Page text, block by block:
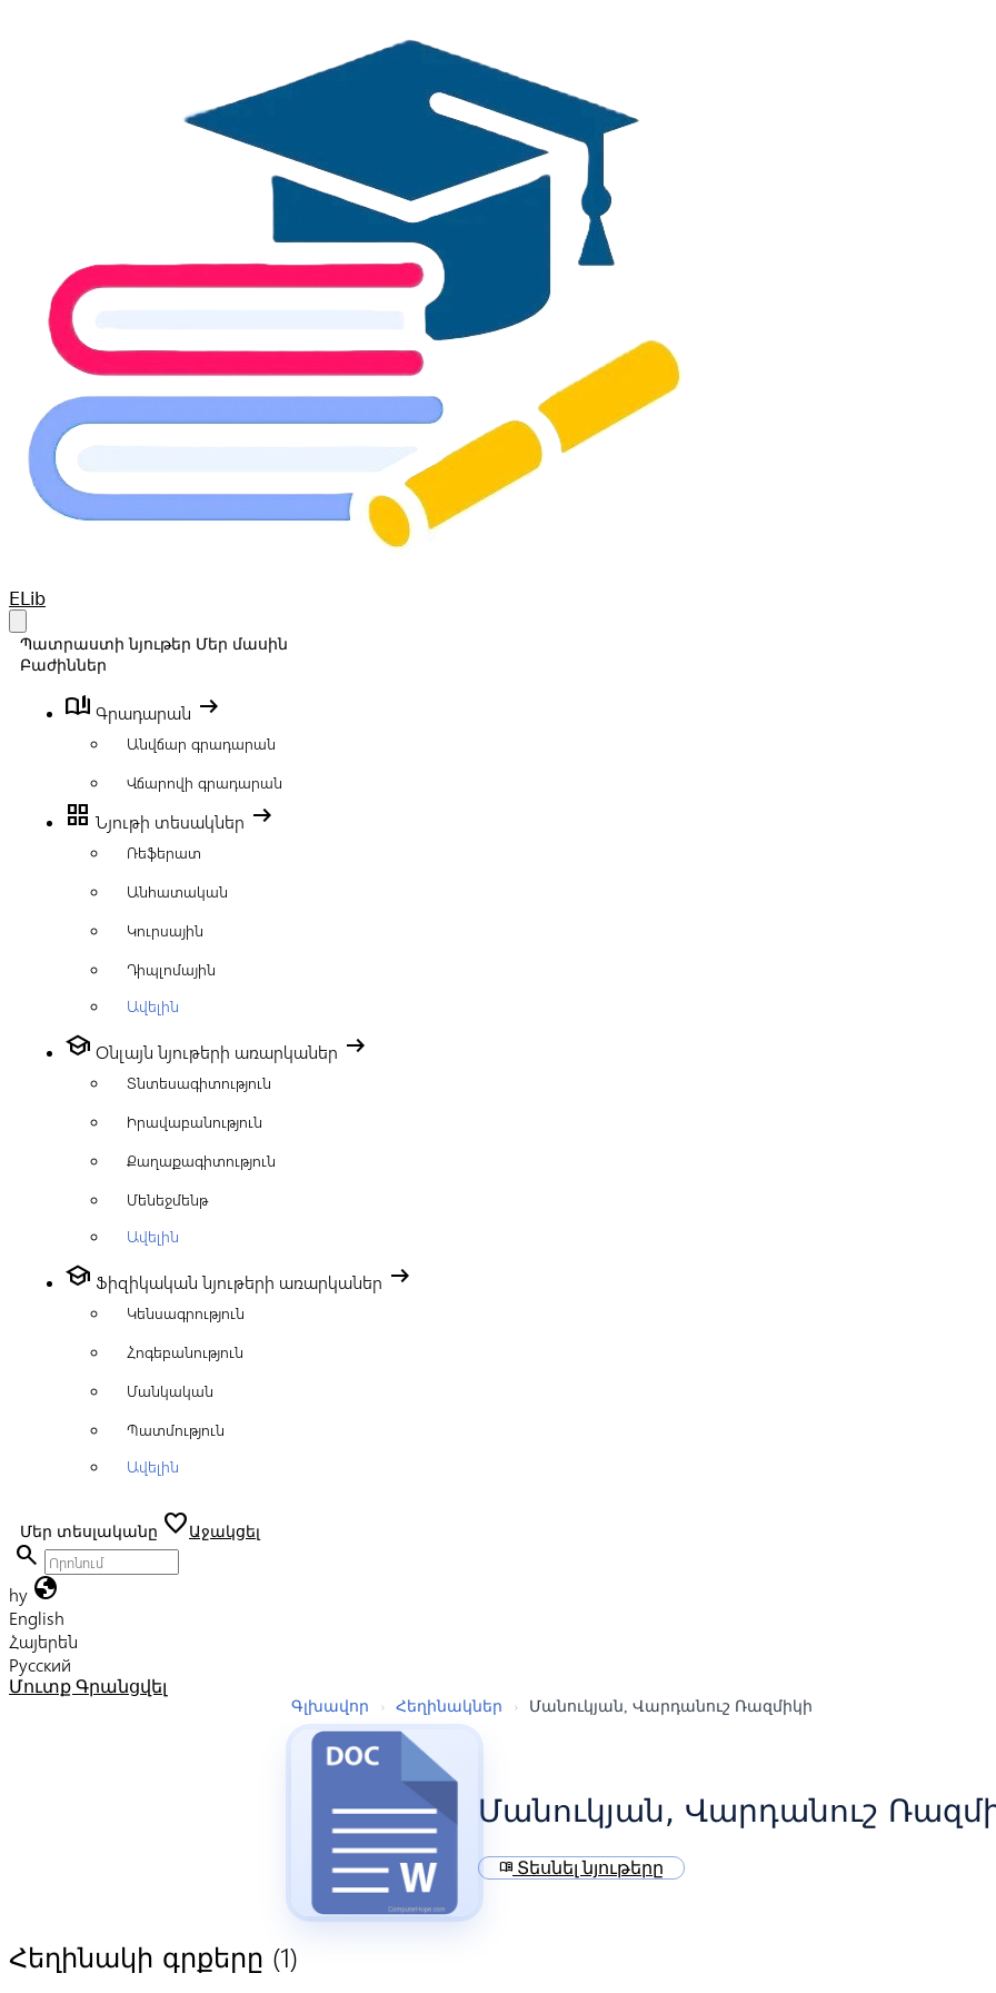
Your Company
ELib
Պատրաստի նյութեր Մեր մասին
Բաժիններ
book_ribbon Գրադարան arrow_right_alt
Անվճար գրադարան
Վճարովի գրադարան
grid_view Նյութի տեսակներ arrow_right_alt
Ռեֆերատ
Անհատական
Կուրսային
Դիպլոմային
Ավելին
school Օնլայն նյութերի առարկաներ arrow_right_alt
Տնտեսագիտություն
Իրավաբանություն
Քաղաքագիտություն
Մենեջմենթ
Ավելին
school Ֆիզիկական նյութերի առարկաներ arrow_right_alt
Կենսագրություն
Հոգեբանություն
Մանկական
Պատմություն
Ավելին
Մեր տեսլականը favoriteԱջակցել
search
hy globe
English
Հայերեն
Русский
Մուտք Գրանցվել
Գլխավոր › Հեղինակներ › Մանուկյան, Վարդանուշ Ռազմիկի
Մանուկյան, Վարդանուշ
menu_book Տեսնել նյութերը
Հեղինակի գրքերը (1)